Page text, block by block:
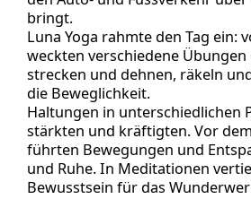
bringt.
Luna Yoga rahmte den Tag ein:
weckten verschiedene
strecken und dehnen, räkeln
die Beweglichkeit.
Haltungen in unterschiedlichen
stärkten und kräftigten. Vor
führten Bewegungen und
und Ruhe. In Meditationen
Bewusstsein für das